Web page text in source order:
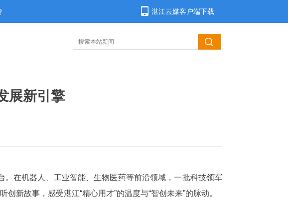
湛江云媒客户端下载
展新引擎
在机器人、工业智能、生物医药等前沿领域，一批科技领军
新故事，感受湛江“精心用才”的温度与“智创未来”的脉动。